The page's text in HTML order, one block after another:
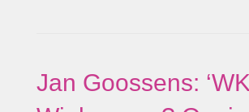
Jan Goossens: ‘WK